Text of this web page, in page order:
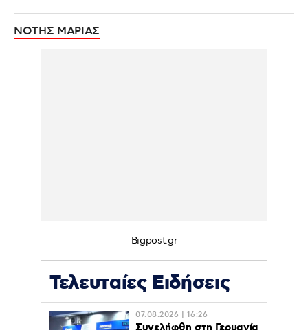
ΝΟΤΗΣ ΜΑΡΙΑΣ
Bigpost.gr
Τελευταίες Ειδήσεις
07.08.2026 | 16:26